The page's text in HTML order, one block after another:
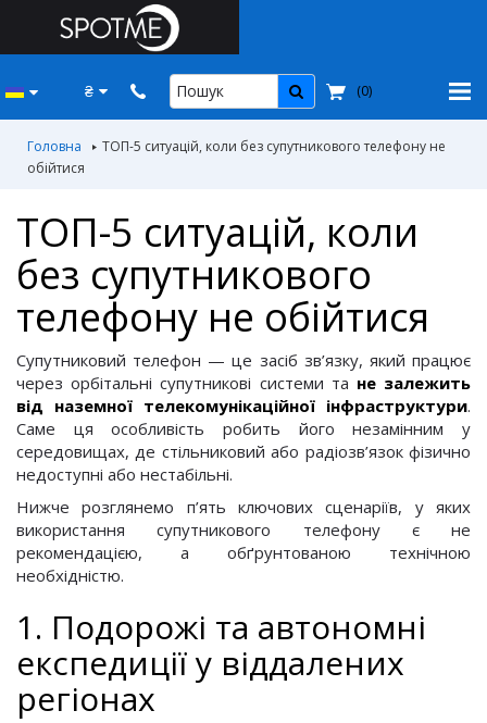
₴ (0)
Головна
ТОП-5 ситуацій, коли без супутникового телефону не
обійтися
ТОП-5 ситуацій, коли
без супутникового
телефону не обійтися
Супутниковий телефон — це засіб зв’язку, який працює
через орбітальні супутникові системи та не залежить
від наземної телекомунікаційної інфраструктури.
Саме ця особливість робить його незамінним у
середовищах, де стільниковий або радіозв’язок фізично
недоступні або нестабільні.
Нижче розглянемо п’ять ключових сценаріїв, у яких
використання супутникового телефону є не
рекомендацією, а обґрунтованою технічною
необхідністю.
1. Подорожі та автономні
експедиції у віддалених
регіонах